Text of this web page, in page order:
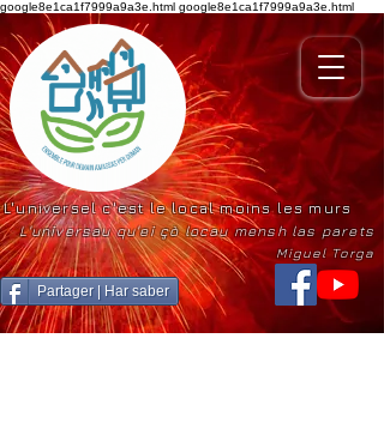
google8e1ca1f7999a9a3e.html google8e1ca1f7999a9a3e.html
Partager | Har saber
L'universel c'est le local moins les murs
L'universau qu'ei çò locau mensh las parets
Miguel Torga